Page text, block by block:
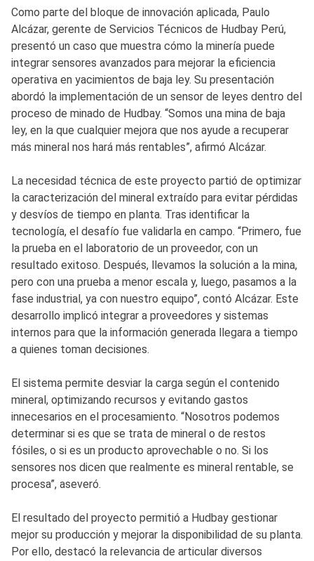
Como parte del bloque de innovación aplicada, Paulo
Alcázar, gerente de Servicios Técnicos de Hudbay Perú,
presentó un caso que muestra cómo la minería puede
integrar sensores avanzados para mejorar la eficiencia
operativa en yacimientos de baja ley. Su presentación
abordó la implementación de un sensor de leyes dentro del
proceso de minado de Hudbay. “Somos una mina de baja
ley, en la que cualquier mejora que nos ayude a recuperar
más mineral nos hará más rentables”, afirmó Alcázar.
La necesidad técnica de este proyecto partió de optimizar
la caracterización del mineral extraído para evitar pérdidas
y desvíos de tiempo en planta. Tras identificar la
tecnología, el desafío fue validarla en campo. “Primero, fue
la prueba en el laboratorio de un proveedor, con un
resultado exitoso. Después, llevamos la solución a la mina,
pero con una prueba a menor escala y, luego, pasamos a la
fase industrial, ya con nuestro equipo”, contó Alcázar. Este
desarrollo implicó integrar a proveedores y sistemas
internos para que la información generada llegara a tiempo
a quienes toman decisiones.
El sistema permite desviar la carga según el contenido
mineral, optimizando recursos y evitando gastos
innecesarios en el procesamiento. “Nosotros podemos
determinar si es que se trata de mineral o de restos
fósiles, o si es un producto aprovechable o no. Si los
sensores nos dicen que realmente es mineral rentable, se
procesa”, aseveró.
El resultado del proyecto permitió a Hudbay gestionar
mejor su producción y mejorar la disponibilidad de su planta.
Por ello, destacó la relevancia de articular diversos